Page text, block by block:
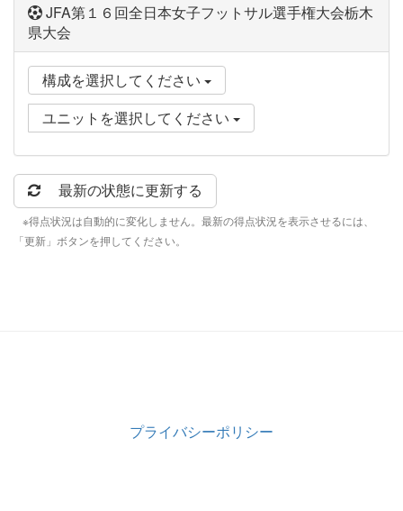
JFA第１６回全日本女子フットサル選手権大会栃木
県大会
構成を選択してください
ユニットを選択してください
最新の状態に更新する
※得点状況は自動的に変化しません。最新の得点状況を表示させるには、
「更新」ボタンを押してください。
プライバシーポリシー